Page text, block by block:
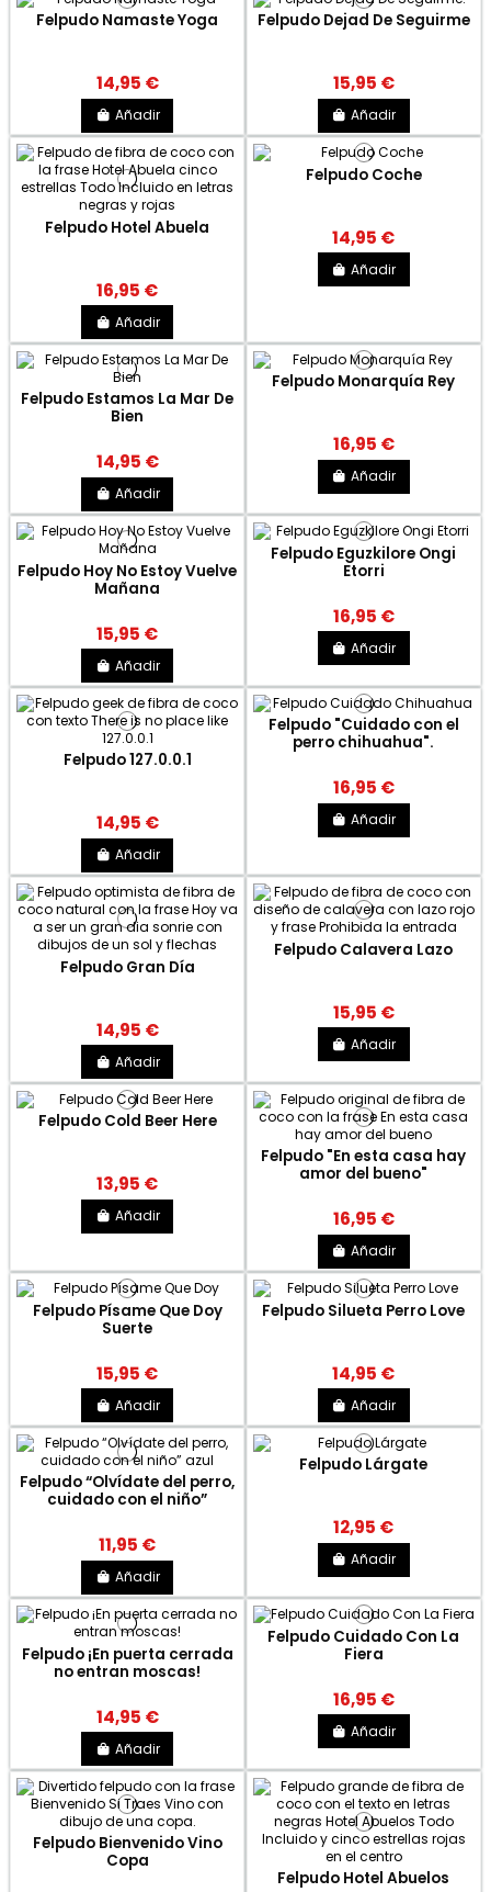
Felpudo Namaste Yoga
14,95 €
Añadir
Felpudo Dejad De Seguirme
15,95 €
Añadir
Felpudo Hotel Abuela
16,95 €
Añadir
Felpudo Coche
14,95 €
Añadir
Felpudo Estamos La Mar De
Bien
14,95 €
Añadir
Felpudo Monarquía Rey
16,95 €
Añadir
Felpudo Hoy No Estoy Vuelve
Mañana
15,95 €
Añadir
Felpudo Eguzkilore Ongi
Etorri
16,95 €
Añadir
Felpudo 127.0.0.1
14,95 €
Añadir
Felpudo "Cuidado con el
perro chihuahua".
16,95 €
Añadir
Felpudo Gran Día
14,95 €
Añadir
Felpudo Calavera Lazo
15,95 €
Añadir
Felpudo Cold Beer Here
13,95 €
Añadir
Felpudo "En esta casa hay
amor del bueno"
16,95 €
Añadir
Felpudo Písame Que Doy
Suerte
15,95 €
Añadir
Felpudo Silueta Perro Love
14,95 €
Añadir
Felpudo “Olvídate del perro,
cuidado con el niño”
11,95 €
Añadir
Felpudo Lárgate
12,95 €
Añadir
Felpudo ¡En puerta cerrada
no entran moscas!
14,95 €
Añadir
Felpudo Cuidado Con La
Fiera
16,95 €
Añadir
Felpudo Bienvenido Vino
Copa
Felpudo Hotel Abuelos